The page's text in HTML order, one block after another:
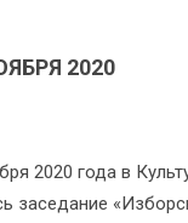
2020
2020 года в
заседание